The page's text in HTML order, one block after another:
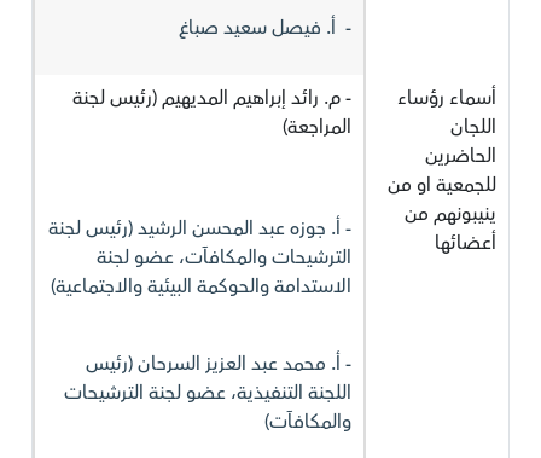
- ‏ أ. فيصل سعيد صباغ
أسماء رؤساء
اللجان
الحاضرين
للجمعية او من
ينيبونهم من
أعضائها
- م. رائد إبراهيم المديهيم (رئيس لجنة
المراجعة)
- أ. جوزه عبد المحسن الرشيد (رئيس لجنة
الترشيحات والمكافآت، عضو لجنة
الاستدامة والحوكمة البيئية والاجتماعية)
- أ. محمد عبد العزيز السرحان (رئيس
اللجنة التنفيذية، عضو لجنة الترشيحات
والمكافآت)